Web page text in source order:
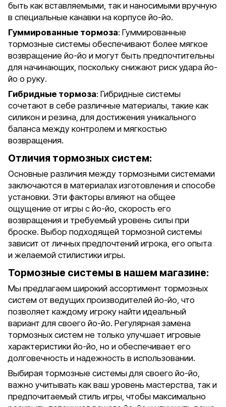
быть как вставляемыми, так и наносимыми вручную
в специальные канавки на корпусе йо-йо.
Гуммированные тормоза: Гуммированные
тормозные системы обеспечивают более мягкое
возвращение йо-йо и могут быть предпочтительны
для начинающих, поскольку снижают риск удара йо-
йо о руку.
Гибридные тормоза: Гибридные системы
сочетают в себе различные материалы, такие как
силикон и резина, для достижения уникального
баланса между контролем и мягкостью
возвращения.
Отличия тормозных систем:
Основные различия между тормозными системами
заключаются в материалах изготовления и способе
установки. Эти факторы влияют на общее
ощущение от игры с йо-йо, скорость его
возвращения и требуемый уровень силы при
броске. Выбор подходящей тормозной системы
зависит от личных предпочтений игрока, его опыта
и желаемой стилистики игры.
Тормозные системы в нашем магазине:
Мы предлагаем широкий ассортимент тормозных
систем от ведущих производителей йо-йо, что
позволяет каждому игроку найти идеальный
вариант для своего йо-йо. Регулярная замена
тормозных систем не только улучшает игровые
характеристики йо-йо, но и обеспечивает его
долговечность и надежность в использовании.
Выбирая тормозные системы для своего йо-йо,
важно учитывать как ваш уровень мастерства, так и
предпочитаемый стиль игры, чтобы максимально